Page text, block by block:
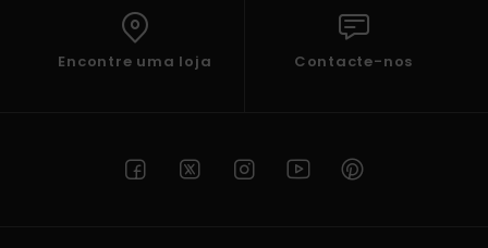
Encontre uma loja Contacte-nos